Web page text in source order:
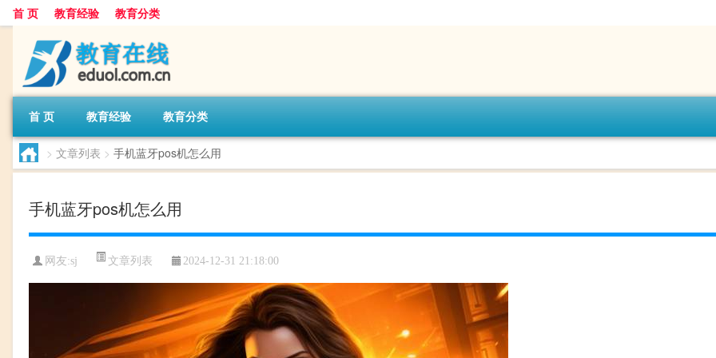
首 页 教育经验 教育分类
首 页 教育经验 教育分类
> 文章列表 > 手机蓝牙pos机怎么用
手机蓝牙pos机怎么用
网友:sj 文章列表 2024-12-31 21:18:00